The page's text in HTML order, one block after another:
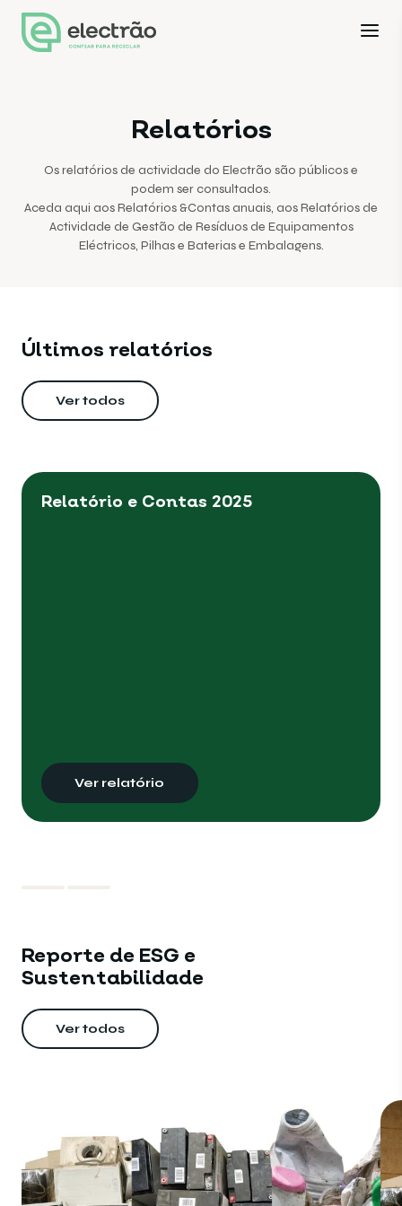
Relatórios
Os relatórios de actividade do Electrão são públicos e
podem ser consultados.
Aceda aqui aos Relatórios &Contas anuais, aos Relatórios de
Actividade de Gestão de Resíduos de Equipamentos
Eléctricos, Pilhas e Baterias e Embalagens.
Últimos relatórios
Ver todos
Relatório e Contas 2025
Ver relatório
Reporte de ESG e
Sustentabilidade
Ver todos